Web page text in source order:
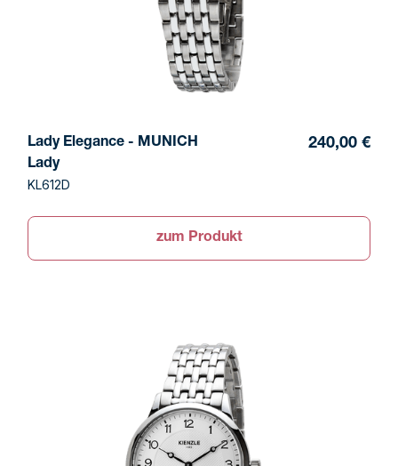
Lady Elegance - MUNICH
Lady
KL612D
240,00 €
zum Produkt